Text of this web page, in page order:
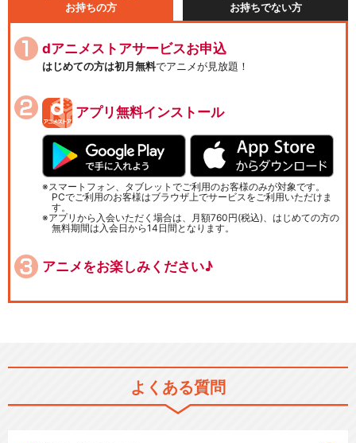
お持ちの方
お持ちでない方
dアニメストアサービスお申込
はじめての方は初月無料でアニメが見放題！
アプリ無料インストール
スマートフォン、タブレットでご利用のお客様のみが対象です。
PCでご利用のお客様はブラウザ上でサービスをご利用いただけま
す。
アプリから入会いただく場合は、月額760円(税込)、はじめての方の
無料期間は入会日から14日間となります。
アニメをお楽しみください♪
よくある質問